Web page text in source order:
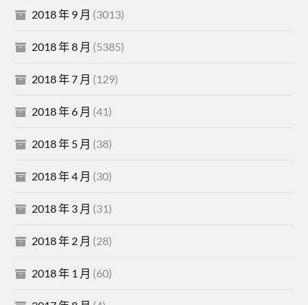
2018 年 9 月 (3013)
2018 年 8 月 (5385)
2018 年 7 月 (129)
2018 年 6 月 (41)
2018 年 5 月 (38)
2018 年 4 月 (30)
2018 年 3 月 (31)
2018 年 2 月 (28)
2018 年 1 月 (60)